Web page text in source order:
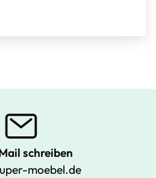
schreiben
moebel.de